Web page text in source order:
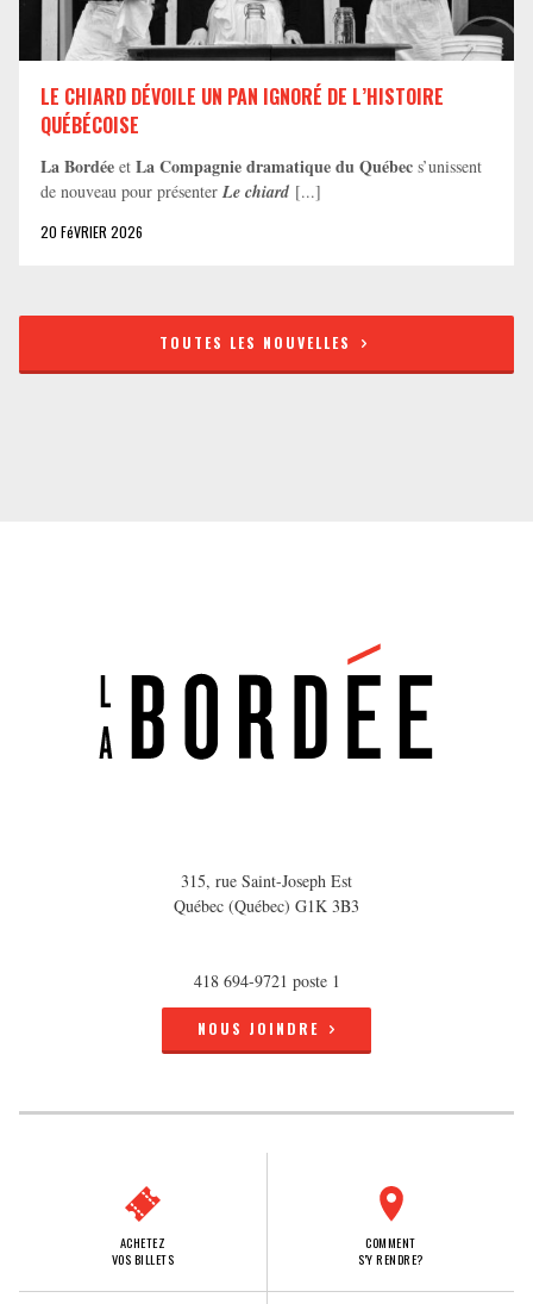
LE CHIARD DÉVOILE UN PAN IGNORÉ DE L’HISTOIRE
QUÉBÉCOISE
La Bordée et La Compagnie dramatique du Québec s’unissent
de nouveau pour présenter Le chiard [...]
20 FéVRIER 2026
TOUTES LES NOUVELLES
315, rue Saint-Joseph Est
Québec (Québec) G1K 3B3
418 694-9721 poste 1
NOUS JOINDRE
ACHETEZ
VOS BILLETS
COMMENT
S'Y RENDRE?